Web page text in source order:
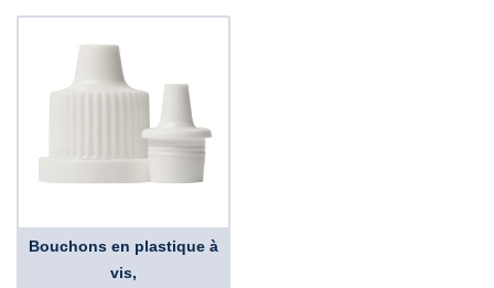
Bouchons en plastique à
vis,